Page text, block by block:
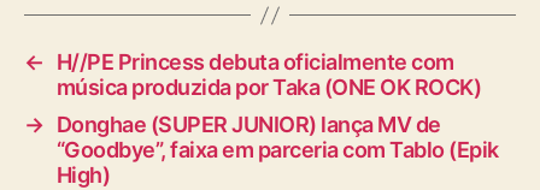
←
H//PE Princess debuta oficialmente com
música produzida por Taka (ONE OK ROCK)
→ Donghae (SUPER JUNIOR) lança MV de
“Goodbye”, faixa em parceria com Tablo (Epik
High)